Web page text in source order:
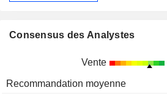
Consensus des Analystes
Vente
Recommandation moyenne